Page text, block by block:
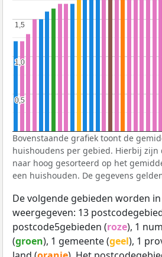
0,5
0,5
1,0
1,0
1,5
1,5
Bovenstaande grafiek toont de
huishoudens per gebied. Hierbij zijn
naar hoog gesorteerd op het
een huishouden. De gegevens
De volgende gebieden worden
weergegeven: 13
postcode5gebieden (roze), 1
(groen), 1 gemeente (geel), 1